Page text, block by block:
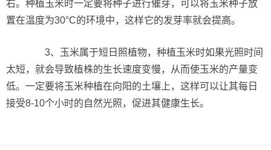
右。种植玉米时一定要将种子进行催芽，可以将玉米种子放
置在温度为30°C的环境中，这样它的发芽率就会提高。
3、玉米属于短日照植物，种植玉米时如果光照时间
太短，就会导致植株的生长速度变慢，从而使玉米的产量变
低。一定要将玉米种植在向阳的土壤上，这样可以让其每日
接受8-10个小时的自然光照，促进其健康生长。